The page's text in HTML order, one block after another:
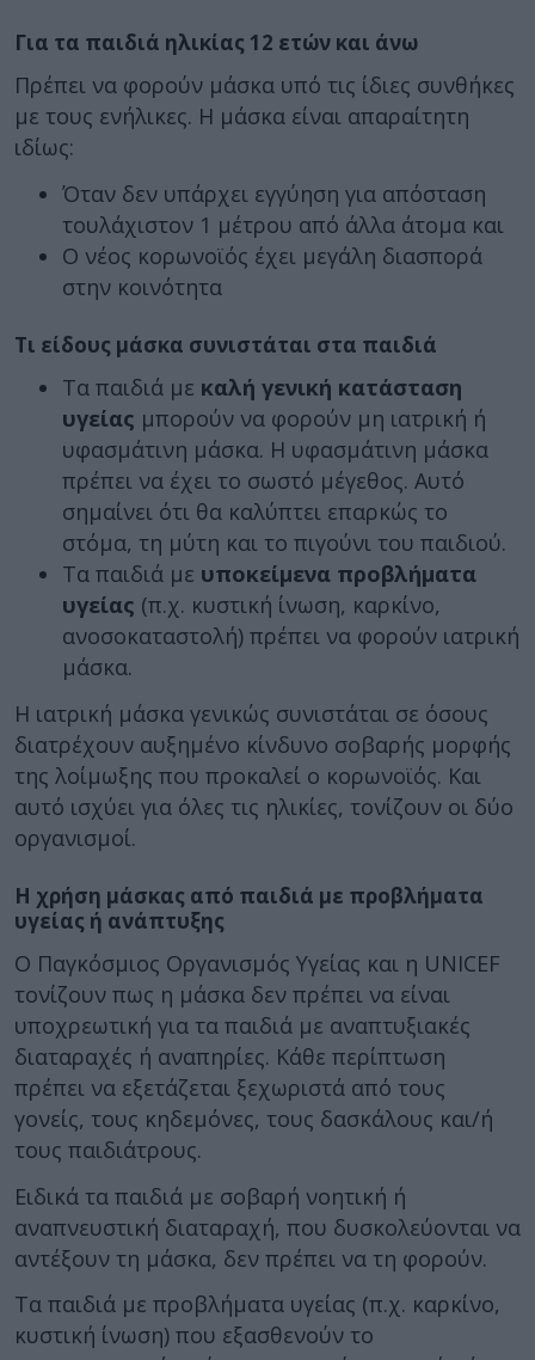
Για τα παιδιά ηλικίας 12 ετών και άνω
Πρέπει να φορούν μάσκα υπό τις ίδιες συνθήκες
με τους ενήλικες. Η μάσκα είναι απαραίτητη
ιδίως:
Όταν δεν υπάρχει εγγύηση για απόσταση
τουλάχιστον 1 μέτρου από άλλα άτομα και
Ο νέος κορωνοϊός έχει μεγάλη διασπορά
στην κοινότητα
Τι είδους μάσκα συνιστάται στα παιδιά
Τα παιδιά με καλή γενική κατάσταση
υγείας μπορούν να φορούν μη ιατρική ή
υφασμάτινη μάσκα. Η υφασμάτινη μάσκα
πρέπει να έχει το σωστό μέγεθος. Αυτό
σημαίνει ότι θα καλύπτει επαρκώς το
στόμα, τη μύτη και το πιγούνι του παιδιού.
Τα παιδιά με υποκείμενα προβλήματα
υγείας (π.χ. κυστική ίνωση, καρκίνο,
ανοσοκαταστολή) πρέπει να φορούν ιατρική
μάσκα.
Η ιατρική μάσκα γενικώς συνιστάται σε όσους
διατρέχουν αυξημένο κίνδυνο σοβαρής μορφής
της λοίμωξης που προκαλεί ο κορωνοϊός. Και
αυτό ισχύει για όλες τις ηλικίες, τονίζουν οι δύο
οργανισμοί.
Η χρήση μάσκας από παιδιά με προβλήματα
υγείας ή ανάπτυξης
Ο Παγκόσμιος Οργανισμός Υγείας και η UNICEF
τονίζουν πως η μάσκα δεν πρέπει να είναι
υποχρεωτική για τα παιδιά με αναπτυξιακές
διαταραχές ή αναπηρίες. Κάθε περίπτωση
πρέπει να εξετάζεται ξεχωριστά από τους
γονείς, τους κηδεμόνες, τους δασκάλους και/ή
τους παιδιάτρους.
Ειδικά τα παιδιά με σοβαρή νοητική ή
αναπνευστική διαταραχή, που δυσκολεύονται να
αντέξουν τη μάσκα, δεν πρέπει να τη φορούν.
Τα παιδιά με προβλήματα υγείας (π.χ. καρκίνο,
κυστική ίνωση) που εξασθενούν το